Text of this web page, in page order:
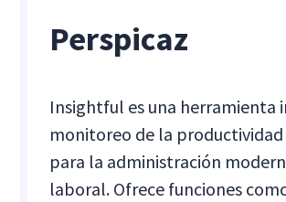
Perspicaz
Insightful es una herramienta
monitoreo de la productividad
para la administración
laboral. Ofrece funciones